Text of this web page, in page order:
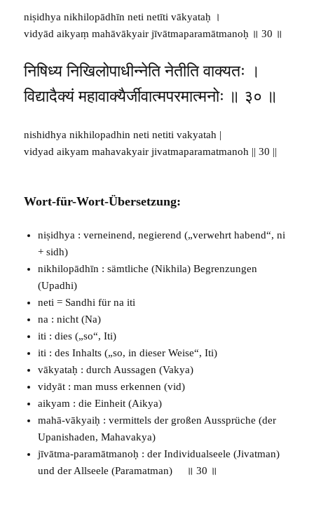
niṣidhya nikhilopādhīn neti netīti vākyataḥ ।
vidyād aikyaṃ mahāvākyair jīvātmaparamātmanoḥ ॥ 30 ॥
निषिध्य निखिलोपाधीन्नेति नेतीति वाक्यतः ।
विद्यादैक्यं महावाक्यैर्जीवात्मपरमात्मनोः ॥ ३० ॥
nishidhya nikhilopadhin neti netiti vakyatah |
vidyad aikyam mahavakyair jivatmaparamatmanoh || 30 ||
Wort-für-Wort-Übersetzung:
niṣidhya : verneinend, negierend („verwehrt habend“, ni
+sidh)
nikhilopādhīn : sämtliche (Nikhila) Begrenzungen
(Upadhi)
neti = Sandhi für na iti
na : nicht (Na)
iti : dies („so“,Iti)
iti : des Inhalts („so, in dieser Weise“,Iti)
vākyataḥ : durch Aussagen (Vakya)
vidyāt : man muss erkennen (vid)
aikyam : die Einheit (Aikya)
mahā-vākyaiḥ : vermittels der großen Aussprüche (der
Upanishaden,Mahavakya)
jīvātma-paramātmanoḥ : der Individualseele (Jivatman)
und der Allseele (Paramatman) ॥ 30 ॥